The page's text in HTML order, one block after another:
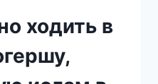
ходить в